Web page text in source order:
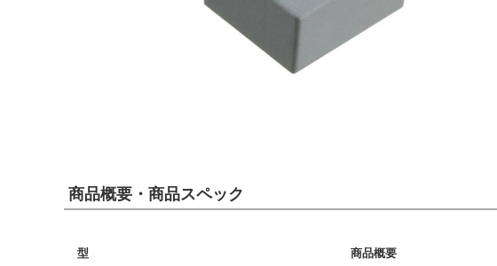
商品概要・商品スペック
型 商品概要